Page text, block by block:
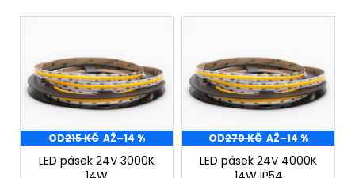
V
p
r OD215 KČ AŽ–14 %
LED pásek 24V 3000K
OD270 KČ AŽ–14 %
LED pásek 24V 4000K
e